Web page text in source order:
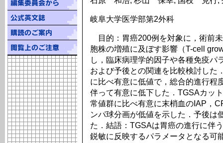
岐阜大学医学部第2外科
目的：胃癌200例を対象に，術前
胞株の増殖に及ぼす影響（T-cell
し，臨床病理学的因子や各種免疫パ
および予後との関連を比較検討した
に比べ有意に低値で，総合的進行程
伴って有意に低下した．TGSAカッ
常値群に比べ有意に末梢血のIAP，
ンパ球分画が低値を示した．予後は
た．結語：TGSAは胃癌の進行に伴
鋭敏に反映するパラメータとなる可